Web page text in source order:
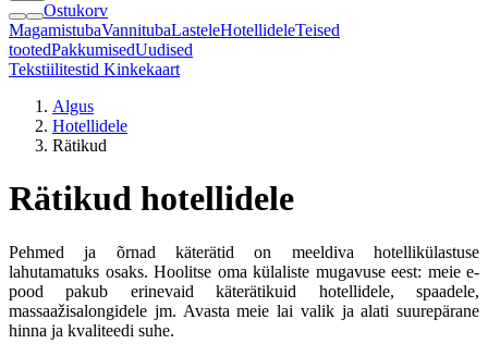
Ostukorv
MagamistubaVannitubaLasteleHotellideleTeised
tootedPakkumisedUudised
Tekstiilitestid Kinkekaart
Algus
Hotellidele
Rätikud
Rätikud hotellidele
Pehmed ja õrnad käterätid on meeldiva hotellikülastuse
lahutamatuks osaks. Hoolitse oma külaliste mugavuse eest: meie e-
pood pakub erinevaid käterätikuid hotellidele, spaadele,
massaažisalongidele jm. Avasta meie lai valik ja alati suurepärane
hinna ja kvaliteedi suhe.